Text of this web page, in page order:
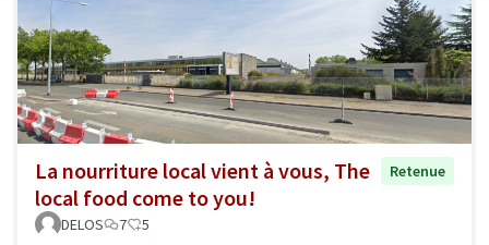
La nourriture local vient à vous, The
local food come to you!
Retenue
DELOS 7 5